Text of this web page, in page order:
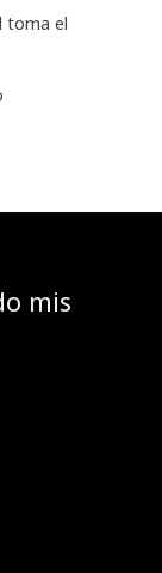
toma el
mis